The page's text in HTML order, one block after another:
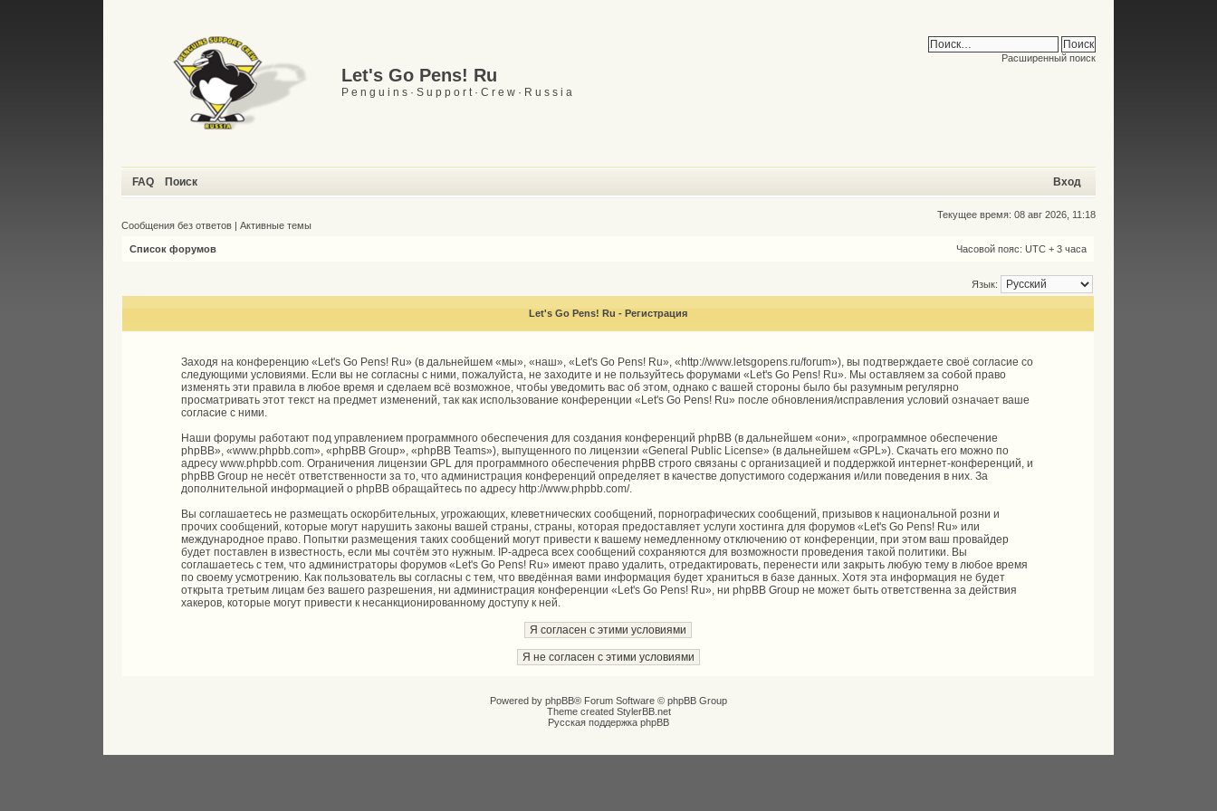
Let's Go Pens! Ru
P e n g u i n s · S u p p o r t · C r e w · R u s s i a
Расширенный поиск
FAQ Поиск Вход
Текущее время: 08 авг 2026, 11:18
Сообщения без ответов |Активные темы
Список форумов Часовой пояс: UTC + 3 часа
Язык:
Let's Go Pens! Ru - Регистрация
Заходя на конференцию «Let's Go Pens! Ru» (в дальнейшем «мы», «наш», «Let's Go Pens! Ru», «http://www.letsgopens.ru/forum»), вы подтверждаете своё согласие со
следующими условиями. Если вы не согласны с ними, пожалуйста, не заходите и не пользуйтесь форумами «Let's Go Pens! Ru». Мы оставляем за собой право
изменять эти правила в любое время и сделаем всё возможное, чтобы уведомить вас об этом, однако с вашей стороны было бы разумным регулярно
просматривать этот текст на предмет изменений, так как использование конференции «Let's Go Pens! Ru» после обновления/исправления условий означает ваше
согласие с ними.
Наши форумы работают под управлением программного обеспечения для создания конференций phpBB (в дальнейшем «они», «программное обеспечение
phpBB», «www.phpbb.com», «phpBB Group», «phpBB Teams»), выпущенного по лицензии «General Public License» (в дальнейшем «GPL»). Скачать его можно по
адресуwww.phpbb.com. Ограничения лицензии GPL для программного обеспечения phpBB строго связаны с организацией и поддержкой интернет-конференций, и
phpBB Group не несёт ответственности за то, что администрация конференций определяет в качестве допустимого содержания и/или поведения в них. За
дополнительной информацией о phpBB обращайтесь по адресу http://www.phpbb.com/.
Вы соглашаетесь не размещать оскорбительных, угрожающих, клеветнических сообщений, порнографических сообщений, призывов к национальной розни и
прочих сообщений, которые могут нарушить законы вашей страны, страны, которая предоставляет услуги хостинга для форумов «Let's Go Pens! Ru» или
международное право. Попытки размещения таких сообщений могут привести к вашему немедленному отключению от конференции, при этом ваш провайдер
будет поставлен в известность, если мы сочтём это нужным. IP-адреса всех сообщений сохраняются для возможности проведения такой политики. Вы
соглашаетесь с тем, что администраторы форумов «Let's Go Pens! Ru» имеют право удалить, отредактировать, перенести или закрыть любую тему в любое время
по своему усмотрению. Как пользователь вы согласны с тем, что введённая вами информация будет храниться в базе данных. Хотя эта информация не будет
открыта третьим лицам без вашего разрешения, ни администрация конференции «Let's Go Pens! Ru», ни phpBB Group не может быть ответственна за действия
хакеров, которые могут привести к несанкционированному доступу к ней.
Powered by phpBB® Forum Software © phpBB Group
Theme created StylerBB.net
Русская поддержка phpBB